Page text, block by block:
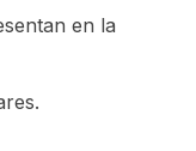
en la